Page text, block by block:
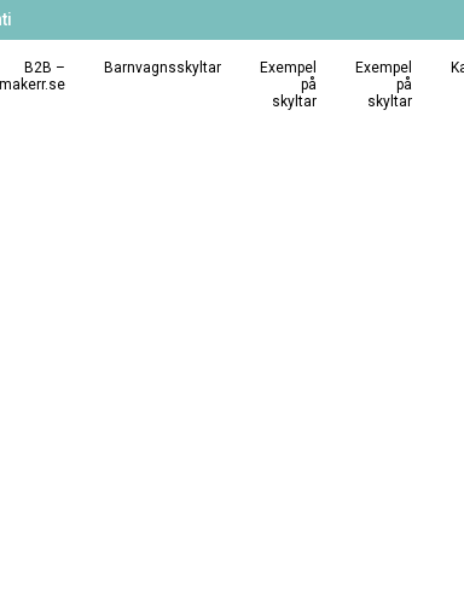
B2B –
Barnvagnsskyltar
Exempel
på
skyltar
Exempel
på
skyltar